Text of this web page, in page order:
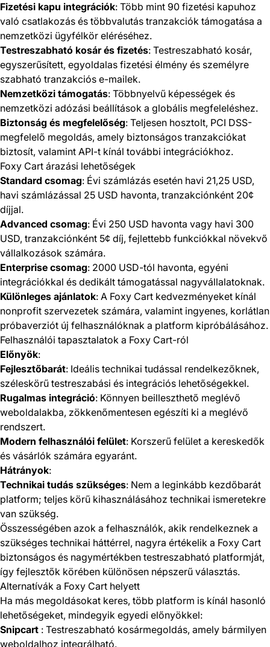
Fizetési kapu integrációk: Több mint 90 fizetési kapuhoz
való csatlakozás és többvalutás tranzakciók támogatása a
nemzetközi ügyfélkör eléréséhez.
Testreszabható kosár és fizetés: Testreszabható kosár,
egyszerűsített, egyoldalas fizetési élmény és személyre
szabható tranzakciós e-mailek.
Nemzetközi támogatás: Többnyelvű képességek és
nemzetközi adózási beállítások a globális megfeleléshez.
Biztonság és megfelelőség: Teljesen hosztolt, PCI DSS-
megfelelő megoldás, amely biztonságos tranzakciókat
biztosít, valamint API-t kínál további integrációkhoz.
Foxy Cart árazási lehetőségek
Standard csomag: Évi számlázás esetén havi 21,25 USD,
havi számlázással 25 USD havonta, tranzakciónként 20¢
díjjal.
Advanced csomag: Évi 250 USD havonta vagy havi 300
USD, tranzakciónként 5¢ díj, fejlettebb funkciókkal növekvő
vállalkozások számára.
Enterprise csomag: 2000 USD-tól havonta, egyéni
integrációkkal és dedikált támogatással nagyvállalatoknak.
Különleges ajánlatok: A Foxy Cart kedvezményeket kínál
nonprofit szervezetek számára, valamint ingyenes, korlátlan
próbaverziót új felhasználóknak a platform kipróbálásához.
Felhasználói tapasztalatok a Foxy Cart-ról
Előnyök:
Fejlesztőbarát: Ideális technikai tudással rendelkezőknek,
széleskörű testreszabási és integrációs lehetőségekkel.
Rugalmas integráció: Könnyen beilleszthető meglévő
weboldalakba, zökkenőmentesen egészíti ki a meglévő
rendszert.
Modern felhasználói felület: Korszerű felület a kereskedők
és vásárlók számára egyaránt.
Hátrányok:
Technikai tudás szükséges: Nem a leginkább kezdőbarát
platform; teljes körű kihasználásához technikai ismeretekre
van szükség.
Összességében azok a felhasználók, akik rendelkeznek a
szükséges technikai háttérrel, nagyra értékelik a Foxy Cart
biztonságos és nagymértékben testreszabható platformját,
így fejlesztők körében különösen népszerű választás.
Alternatívák a Foxy Cart helyett
Ha más megoldásokat keres, több platform is kínál hasonló
lehetőségeket, mindegyik egyedi előnyökkel:
Snipcart : Testreszabható kosármegoldás, amely bármilyen
weboldalhoz integrálható.